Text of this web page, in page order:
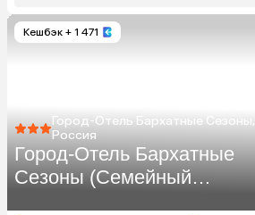
Кешбэк + 1 471
Город-Отель Бархатные Сезоны,
Россия
Город-Отель Бархатные
Сезоны (Семейный